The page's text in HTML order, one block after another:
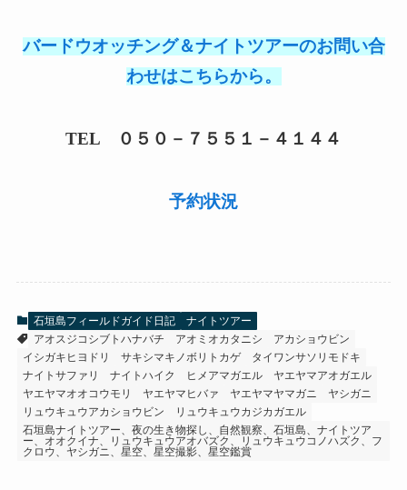
バードウオッチング＆ナイトツアーのお問い合
わせはこちらから。
TEL ０５０－７５５１－４１４４
予約状況
石垣島フィールドガイド日記
ナイトツアー
アオスジコシブトハナバチ
アオミオカタニシ
アカショウビン
イシガキヒヨドリ
サキシマキノボリトカゲ
タイワンサソリモドキ
ナイトサファリ
ナイトハイク ヒメアマガエル
ヤエヤマアオガエル
ヤエヤマオオコウモリ
ヤエヤマヒバァ ヤエヤマヤマガニ
ヤシガニ
リュウキュウアカショウビン
リュウキュウカジカガエル
石垣島ナイトツアー、夜の生き物探し、自然観察、石垣島、ナイトツア
ー、オオクイナ、リュウキュウアオバズク、リュウキュウコノハズク、フ
クロウ、ヤシガニ、星空、星空撮影、星空鑑賞